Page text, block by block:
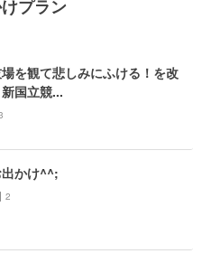
プラン
を観て悲しみにふける！を改
国立競...
かけ^^;
2